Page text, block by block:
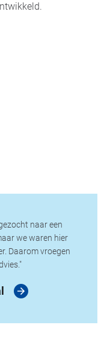
naar een
we waren hier
Daarom vroegen